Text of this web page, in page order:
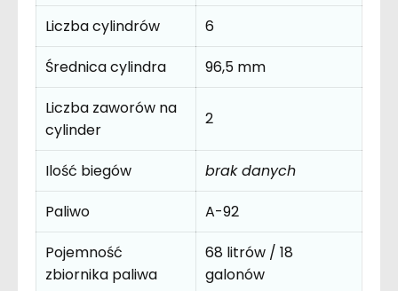
Liczba cylindrów
6
Średnica cylindra
96,5 mm
Liczba zaworów na
cylinder
2
Ilość biegów
brak danych
Paliwo
A-92
Pojemność
zbiornika paliwa
68 litrów / 18
galonów